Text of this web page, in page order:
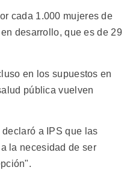
cada 1.000 mujeres de
desarrollo, que es de 29
en los supuestos en
pública vuelven
a IPS que las
la necesidad de ser